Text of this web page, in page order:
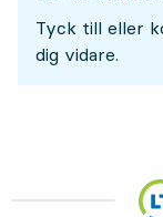
Tyck till eller
dig vidare.